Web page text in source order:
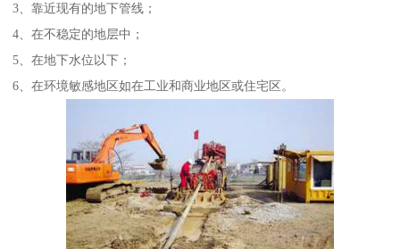
3、靠近现有的地下管线；
4、在不稳定的地层中；
5、在地下水位以下；
6、在环境敏感地区如在工业和商业地区或住宅区。